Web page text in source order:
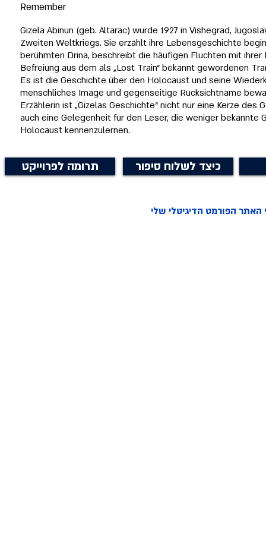
Remember
Gizela Abinun (geb. Altarac) wurde 1927 in Vishegrad,
Zweiten Weltkriegs. Sie erzählt ihre Lebensgeschichte
berühmten Drina, beschreibt die häufigen Fluchten mit
Befreiung aus dem als „Lost Train“ bekannt gewordenen
Es ist die Geschichte über den Holocaust und seine
menschliches Image und gegenseitige Rücksichtname
Erzählerin ist „Gizelas Geschichte“ nicht nur eine Kerze
auch eine Gelegenheit für den Leser, die weniger
Holocaust kennenzulernen.
תרומה לפרוייקט כיצד לשלוח סיפור
האתר הפורמט הדיגיטלי שלי